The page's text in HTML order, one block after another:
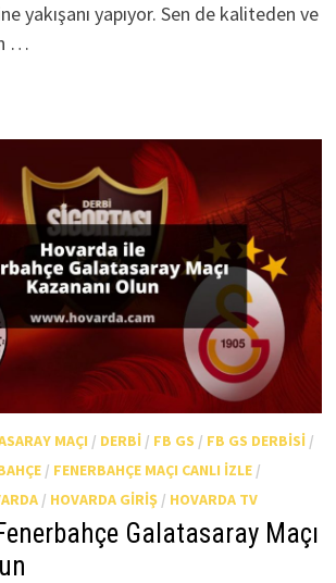
yakışanı yapıyor. Sen de kaliteden ve
…
MAÇI / DERBI/ FB GS / FB GS DERBISI/
/ FENERBAHÇE MAÇI CANLI IZLE/
/ HOVARDA GIRIŞ/ HOVARDA TV
Galatasaray Maçı